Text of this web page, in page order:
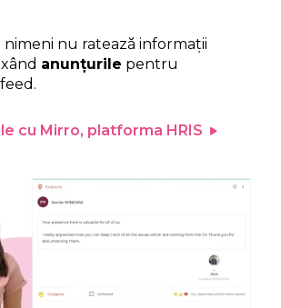
nimeni nu ratează informații
anunțurile pentru
cu Mirro, platforma HRIS